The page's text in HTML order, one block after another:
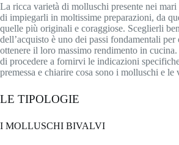
La ricca varietà di molluschi presente nei
di impiegarli in moltissime preparazioni, da
quelle più originali e coraggiose. Sceglierli
dell’acquisto è uno dei passi fondamentali
ottenere il loro massimo rendimento in
di procedere a fornirvi le indicazioni
premessa e chiarire cosa sono i molluschi e le
LE TIPOLOGIE
I MOLLUSCHI BIVALVI